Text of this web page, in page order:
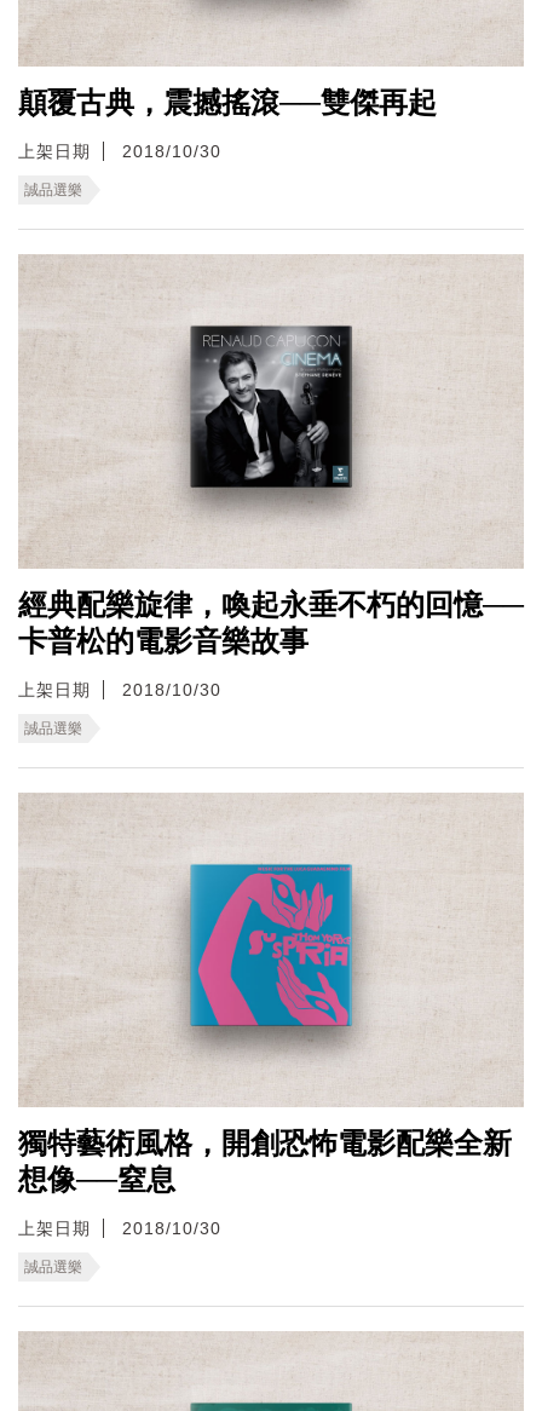
顛覆古典，震撼搖滾──雙傑再起
上架日期 2018/10/30
誠品選樂
經典配樂旋律，喚起永垂不朽的回憶──
卡普松的電影音樂故事
上架日期 2018/10/30
誠品選樂
獨特藝術風格，開創恐怖電影配樂全新
想像──窒息
上架日期 2018/10/30
誠品選樂